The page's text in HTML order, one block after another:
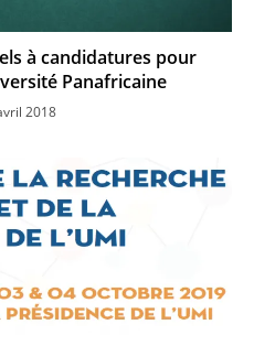
à candidatures pour
Panafricaine
2018